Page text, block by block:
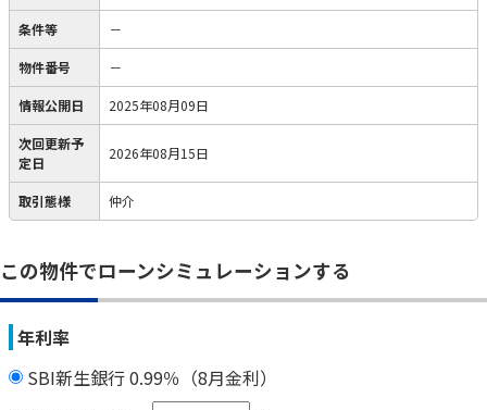
条件等 －
物件番号 －
情報公開日 2025年08月09日
次回更新予
定日
2026年08月15日
取引態様 仲介
この物件でローンシミュレーションする
年利率
SBI新生銀行 0.99％（8月金利）